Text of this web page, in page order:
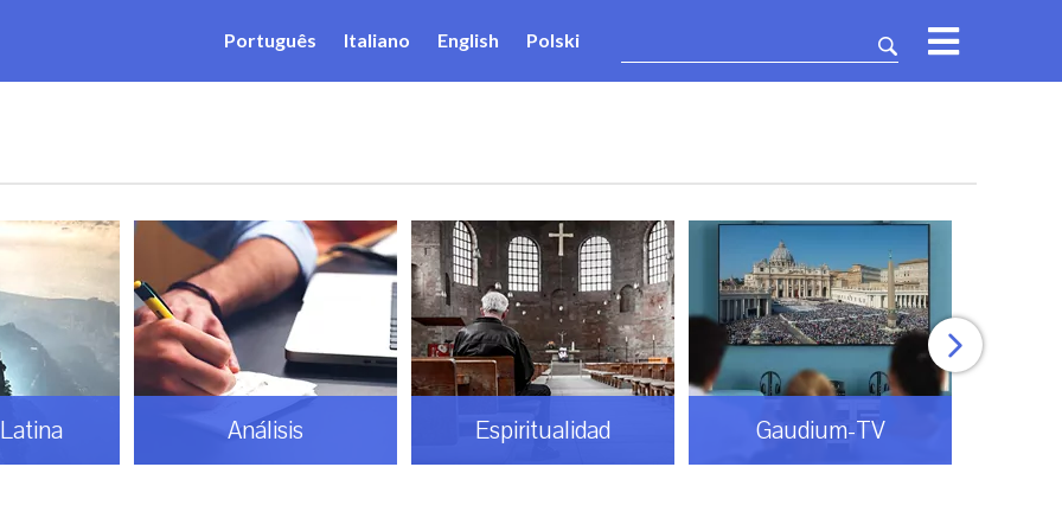
Português Italiano English Polski
Análisis Espiritualidad Gaudium-TV